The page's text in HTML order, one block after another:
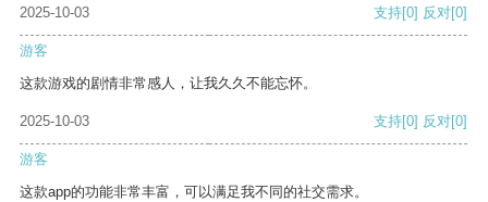
2025-10-03 支持[0] 反对[0]
游客
这款游戏的剧情非常感人，让我久久不能忘怀。
2025-10-03 支持[0] 反对[0]
游客
这款app的功能非常丰富，可以满足我不同的社交需求。